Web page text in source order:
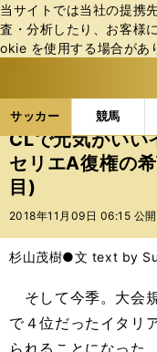
当サイトでは当社の提携
査・分析したり、お客様
okie を使⽤する場合があ
サッカー 競馬
ス
ポ
ル
テ
ー
バ
サッカーの記事
CLで元気がいい
セリエA復権の
目)
2018年11月09日 06:15 公開
杉山茂樹●文 text by
そして今季。大会
で４位だったイタリ
られることになった。